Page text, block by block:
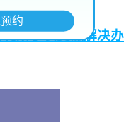
斯手表受磁解决办
约